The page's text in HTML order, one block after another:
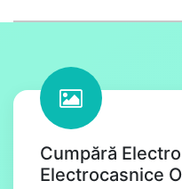
Cumpără
Electrocasnice